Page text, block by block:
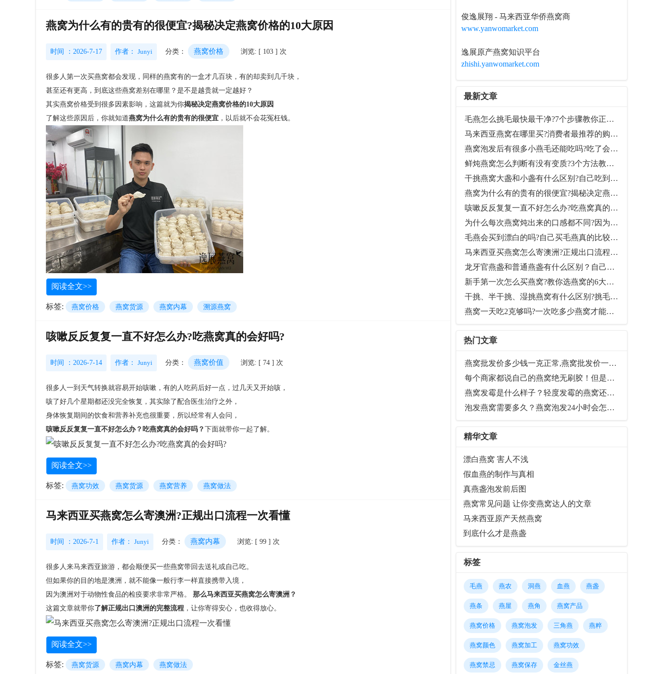
燕窝为什么有的贵有的很便宜?揭秘决定燕窝价格的10大原因
时间 ：2026-7-17 作者： Junyi 分类： 燕窝价格 浏览: [ 103 ] 次
很多人第一次买燕窝都会发现，同样的燕窝有的一盒才几百块，有的却卖到几千块，
甚至还有更高，到底这些燕窝差别在哪里？是不是越贵就一定越好？
其实燕窝价格受到很多因素影响，这篇就为你揭秘决定燕窝价格的10大原因
了解这些原因后，你就知道燕窝为什么有的贵有的很便宜 ，以后就不会花冤枉钱。
阅读全文>>
标签: 燕窝价格 燕窝货源 燕窝内幕 溯源燕窝
咳嗽反反复复一直不好怎么办?吃燕窝真的会好吗?
时间 ：2026-7-14 作者： Junyi 分类： 燕窝价值 浏览: [ 74 ] 次
很多人一到天气转换就容易开始咳嗽，有的人吃药后好一点，过几天又开始咳，
咳了好几个星期都还没完全恢复，其实除了配合医生治疗之外，
身体恢复期间的饮食和营养补充也很重要，所以经常有人会问，
咳嗽反反复复一直不好怎么办？吃燕窝真的会好吗？ 下面就带你一起了解。
阅读全文>>
标签: 燕窝功效 燕窝货源 燕窝营养 燕窝做法
马来西亚买燕窝怎么寄澳洲?正规出口流程一次看懂
时间 ：2026-7-1 作者： Junyi 分类： 燕窝内幕 浏览: [ 99 ] 次
很多人来马来西亚旅游，都会顺便买一些燕窝带回去送礼或自己吃。
但如果你的目的地是澳洲，就不能像一般行李一样直接携带入境，
因为澳洲对于动物性食品的检疫要求非常严格。 那么马来西亚买燕窝怎么寄澳洲？
这篇文章就带你了解正规出口澳洲的完整流程 ，让你寄得安心，也收得放心。
阅读全文>>
标签: 燕窝货源 燕窝内幕 燕窝做法
俊逸展翔 - 马来西亚华侨燕窝商
www.yanwomarket.com
逸展原产燕窝知识平台
zhishi.yanwomarket.com
最新文章
毛燕怎么挑毛最快最干净?7个步骤教你正确清洗毛燕
马来西亚燕窝在哪里买?消费者最推荐的购买地点
燕窝泡发后有很多小燕毛还能吃吗?吃了会不会影响健康?
鲜炖燕窝怎么判断有没有变质?3个方法教你辨别是否还能喝
干挑燕窝大盏和小盏有什么区别?自己吃到底买哪个好?
燕窝为什么有的贵有的很便宜?揭秘决定燕窝价格的10大原因
咳嗽反反复复一直不好怎么办?吃燕窝真的会好吗?
为什么每次燕窝炖出来的口感都不同?因为你没掌握好泡发和炖煮时间
毛燕会买到漂白的吗?自己买毛燕真的比较安全吗?
马来西亚买燕窝怎么寄澳洲?正规出口流程一次看懂
龙牙官燕盏和普通燕盏有什么区别？自己吃该选哪个比较划算？
新手第一次怎么买燕窝?教你选燕窝的6大关键技巧
干挑、半干挑、湿挑燕窝有什么区别?挑毛工艺会影响燕窝营养价值吗？
燕窝一天吃2克够吗?一次吃多少燕窝才能发挥日常保养的作用
热门文章
燕窝批发价多少钱一克正常,燕窝批发价一般多少(最新参考价格)
每个商家都说自己的燕窝绝无刷胶！但是您真的知道什么是“刷胶”吗？
燕窝发霉是什么样子？轻度发霉的燕窝还能吃吗
泡发燕窝需要多久？燕窝泡发24小时会怎样（附图）
精华文章
漂白燕窝 害人不浅
假血燕的制作与真相
真燕盏泡发前后图
燕窝常见问题 让你变燕窝达人的文章
马来西亚原产天然燕窝
到底什么才是燕盏
标签
毛燕 燕农 洞燕 血燕 燕盏
燕条 燕屋 燕角 燕窝产品
燕窝价格 燕窝泡发 三角燕 燕粹
燕窝颜色 燕窝加工 燕窝功效
燕窝禁忌 燕窝保存 金丝燕